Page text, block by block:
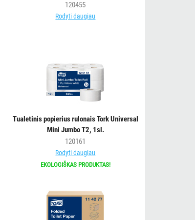
120455
Rodyti daugiau
Tualetinis popierius rulonais Tork Universal
Mini Jumbo T2, 1sl.
120161
Rodyti daugiau
EKOLOGIŠKAS PRODUKTAS!